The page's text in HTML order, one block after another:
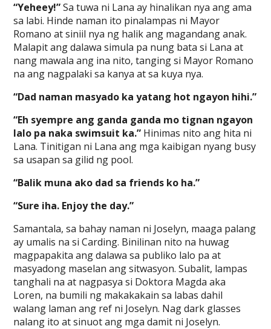
“Yeheey!”Sa tuwa ni Lana ay hinalikan nya ang ama
sa labi. Hinde naman ito pinalampas ni Mayor
Romano at siniil nya ng halik ang magandang anak.
Malapit ang dalawa simula pa nung bata si Lana at
nang mawala ang ina nito, tanging si Mayor Romano
na ang nagpalaki sa kanya at sa kuya nya.
“Dad naman masyado ka yatang hot ngayon hihi.”
“Eh syempre ang ganda ganda mo tignan ngayon
lalo pa naka swimsuit ka.” Hinimas nito ang hita ni
Lana. Tinitigan ni Lana ang mga kaibigan nyang busy
sa usapan sa gilid ng pool.
“Balik muna ako dad sa friends ko ha.”
“Sure iha. Enjoy the day.”
Samantala, sa bahay naman ni Joselyn, maaga palang
ay umalis na si Carding. Binilinan nito na huwag
magpapakita ang dalawa sa publiko lalo pa at
masyadong maselan ang sitwasyon. Subalit, lampas
tanghali na at nagpasya si Doktora Magda aka
Loren, na bumili ng makakakain sa labas dahil
walang laman ang ref ni Joselyn. Nag dark glasses
nalang ito at sinuot ang mga damit ni Joselyn.